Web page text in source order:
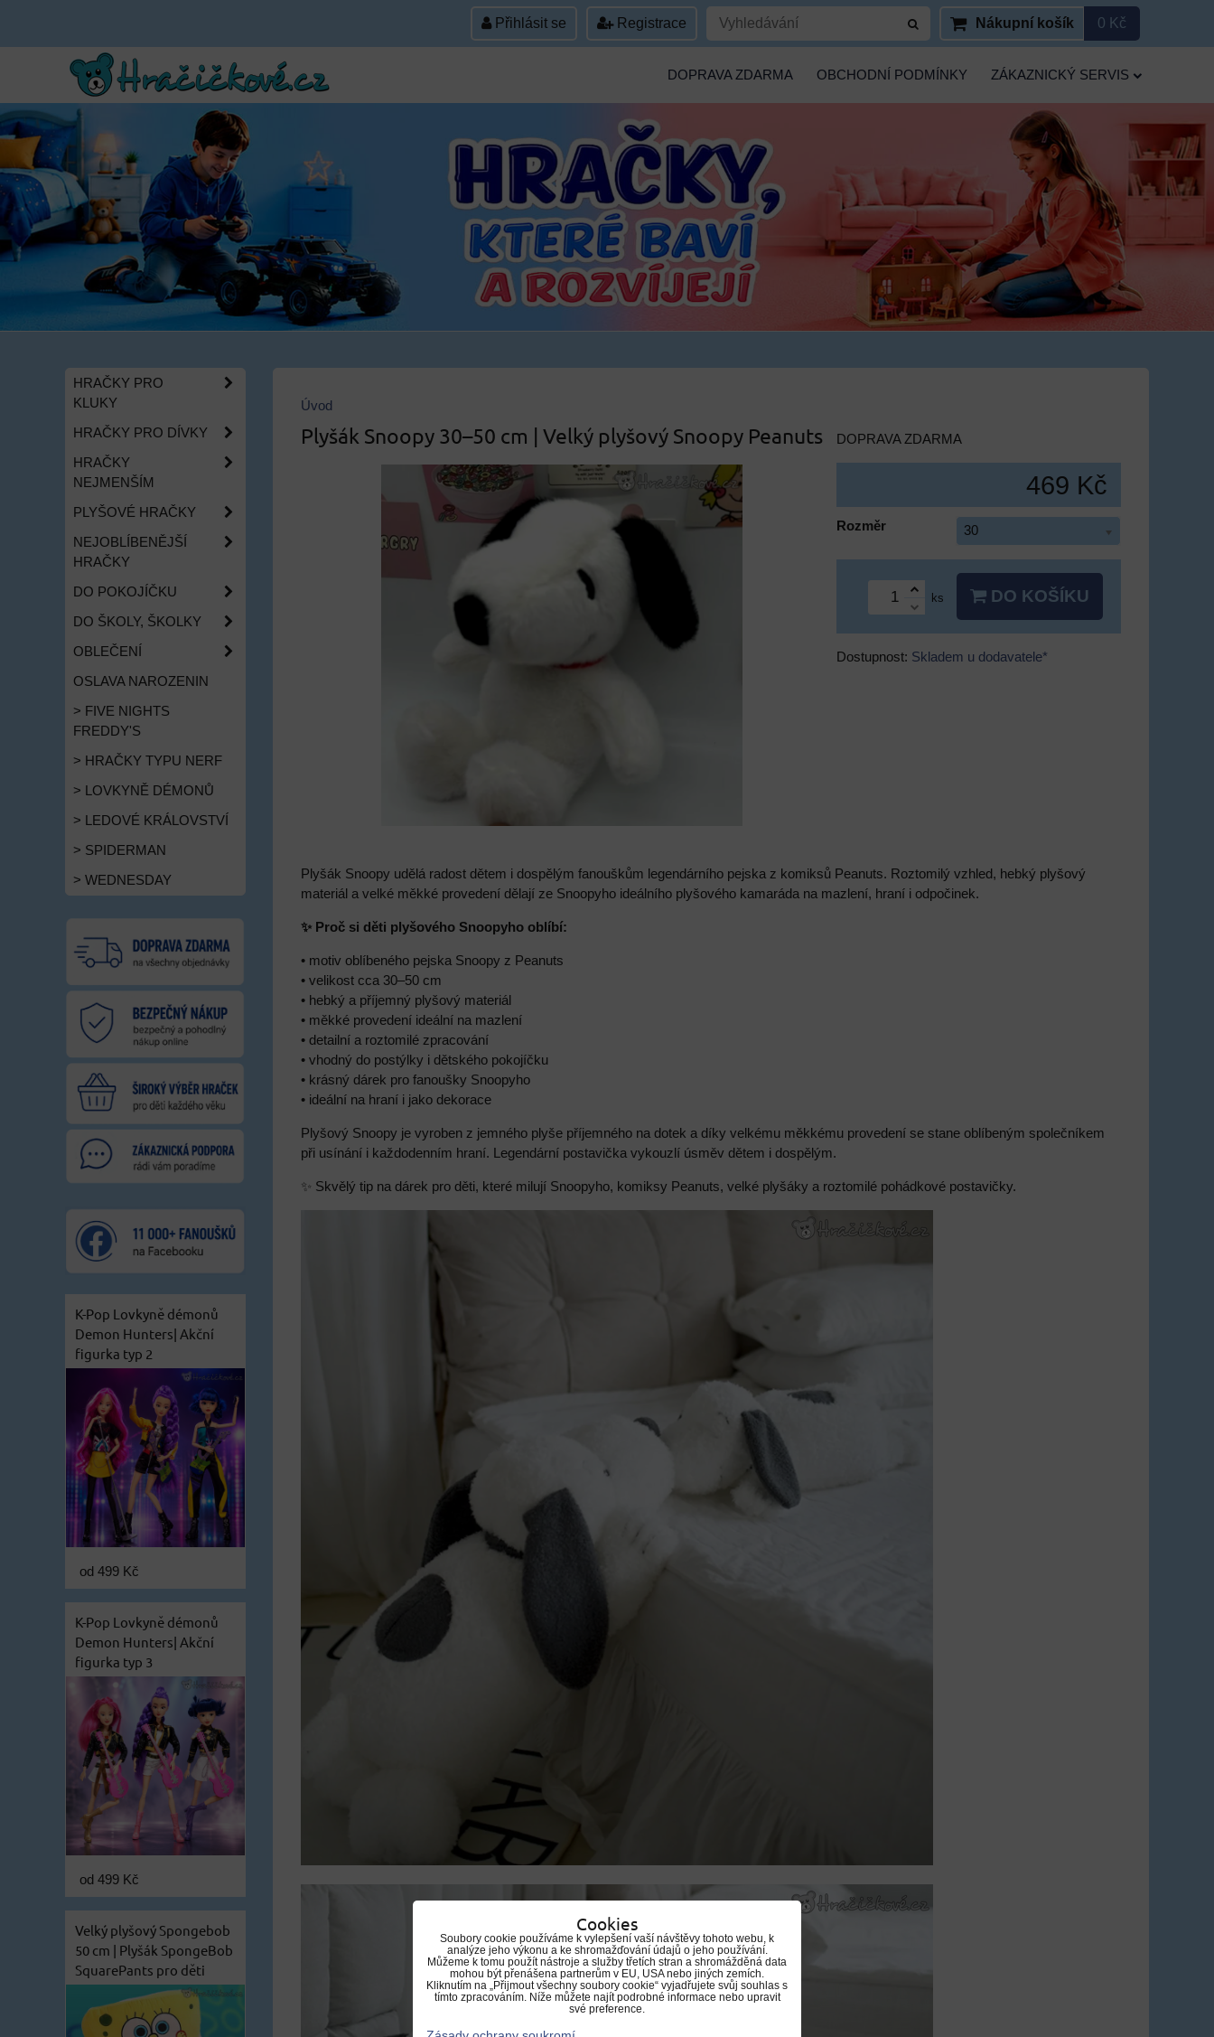
Přihlásit se Registrace Nákupní košík 0 Kč
DOPRAVA ZDARMA OBCHODNÍ PODMÍNKY ZÁKAZNICKÝ SERVIS
Úvod
Plyšák Snoopy 30–50 cm | Velký plyšový Snoopy Peanuts DOPRAVA ZDARMA
469 Kč
Rozměr 30
ks DO KOŠÍKU
Dostupnost: Skladem u dodavatele*
Plyšák Snoopy udělá radost dětem i dospělým fanouškům legendárního pejska z komiksů Peanuts. Roztomilý vzhled, hebký plyšový
materiál a velké měkké provedení dělají ze Snoopyho ideálního plyšového kamaráda na mazlení, hraní i odpočinek.
✨ Proč si děti plyšového Snoopyho oblíbí:
• motiv oblíbeného pejska Snoopy z Peanuts
• velikost cca 30–50 cm
• hebký a příjemný plyšový materiál
• měkké provedení ideální na mazlení
• detailní a roztomilé zpracování
• vhodný do postýlky i dětského pokojíčku
• krásný dárek pro fanoušky Snoopyho
• ideální na hraní i jako dekorace
Plyšový Snoopy je vyroben z jemného plyše příjemného na dotek a díky velkému měkkému provedení se stane oblíbeným společníkem
při usínání i každodenním hraní. Legendární postavička vykouzlí úsměv dětem i dospělým.
✨ Skvělý tip na dárek pro děti, které milují Snoopyho, komiksy Peanuts, velké plyšáky a roztomilé pohádkové postavičky.
HRAČKY PRO
KLUKY
HRAČKY PRO DÍVKY
HRAČKY
NEJMENŠÍM
PLYŠOVÉ HRAČKY
NEJOBLÍBENĚJŠÍ
HRAČKY
DO POKOJÍČKU
DO ŠKOLY, ŠKOLKY
OBLEČENÍ
OSLAVA NAROZENIN
> FIVE NIGHTS
FREDDY'S
> HRAČKY TYPU NERF
> LOVKYNĚ DÉMONŮ
> LEDOVÉ KRÁLOVSTVÍ
> SPIDERMAN
> WEDNESDAY
K-Pop Lovkyně démonů
Demon Hunters| Akční
figurka typ 2
od 499 Kč
K-Pop Lovkyně démonů
Demon Hunters| Akční
figurka typ 3
od 499 Kč
Velký plyšový Spongebob
50 cm | Plyšák SpongeBob
SquarePants pro děti
Cookies
Soubory cookie používáme k vylepšení vaší návštěvy tohoto webu, k
analýze jeho výkonu a ke shromažďování údajů o jeho používání.
Můžeme k tomu použít nástroje a služby třetích stran a shromážděná data
mohou být přenášena partnerům v EU, USA nebo jiných zemích.
Kliknutím na „Přijmout všechny soubory cookie“ vyjadřujete svůj souhlas s
tímto zpracováním. Níže můžete najít podrobné informace nebo upravit
své preference.